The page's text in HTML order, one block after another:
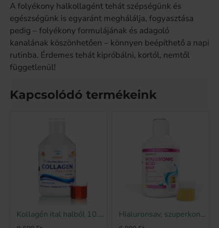
A folyékony halkollagént tehát szépségünk és
egészségünk is egyaránt meghálálja, fogyasztása
pedig – folyékony formulájának és adagoló
kanalának köszönhetően – könnyen beépíthető a napi
rutinba. Érdemes tehát kipróbálni, kortól, nemtől
függetlenül!
Kapcsolódó termékeink
Kollagén ital halból 10.000 mg/adag, 500 ml BestsellerHialuronsav, szuperkoncentrált folyadék 100 mg/adag, 500 ml